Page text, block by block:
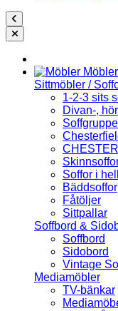
Möbler
Sittmöbler /
1-2-3 sits
Divan-,
Soffor i
Bäddsoffor
Fåtöljer
Sittpallar
Soffbord &
Soffbord
Sidobord
Vintage
Mediamöbler
TV-bänkar